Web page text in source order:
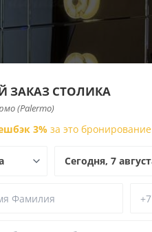
ЗАКАЗ СТОЛИКА
(Palermo)
3% за это бронирование